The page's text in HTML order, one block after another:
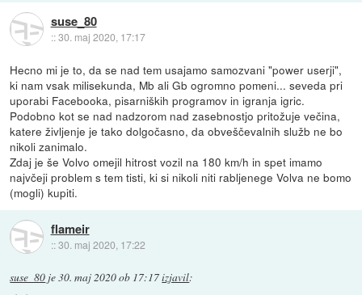
suse_80
::30. maj 2020, 17:17
Hecno mi je to, da se nad tem usajamo samozvani "power userji",
ki nam vsak milisekunda, Mb ali Gb ogromno pomeni... seveda pri
uporabi Facebooka, pisarniških programov in igranja igric.
Podobno kot se nad nadzorom nad zasebnostjo pritožuje večina,
katere življenje je tako dolgočasno, da obveščevalnih služb ne bo
nikoli zanimalo.
Zdaj je še Volvo omejil hitrost vozil na 180 km/h in spet imamo
najvčeji problem s tem tisti, ki si nikoli niti rabljenege Volva ne bomo
(mogli) kupiti.
flameir
::30. maj 2020, 17:22
suse_80 je30. maj 2020 ob 17:17izjavil: